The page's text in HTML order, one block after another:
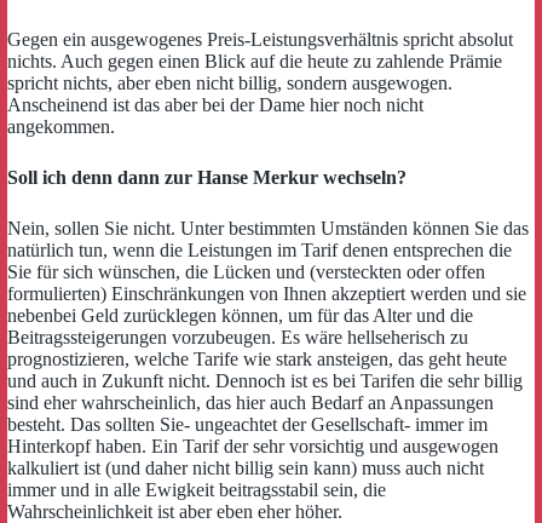
Gegen ein ausgewogenes Preis-Leistungsverhältnis spricht absolut
nichts. Auch gegen einen Blick auf die heute zu zahlende Prämie
spricht nichts, aber eben nicht billig, sondern ausgewogen.
Anscheinend ist das aber bei der Dame hier noch nicht
angekommen.
Soll ich denn dann zur Hanse Merkur wechseln?
Nein, sollen Sie nicht. Unter bestimmten Umständen können Sie das
natürlich tun, wenn die Leistungen im Tarif denen entsprechen die
Sie für sich wünschen, die Lücken und (versteckten oder offen
formulierten) Einschränkungen von Ihnen akzeptiert werden und sie
nebenbei Geld zurücklegen können, um für das Alter und die
Beitragssteigerungen vorzubeugen. Es wäre hellseherisch zu
prognostizieren, welche Tarife wie stark ansteigen, das geht heute
und auch in Zukunft nicht. Dennoch ist es bei Tarifen die sehr billig
sind eher wahrscheinlich, das hier auch Bedarf an Anpassungen
besteht. Das sollten Sie- ungeachtet der Gesellschaft- immer im
Hinterkopf haben. Ein Tarif der sehr vorsichtig und ausgewogen
kalkuliert ist (und daher nicht billig sein kann) muss auch nicht
immer und in alle Ewigkeit beitragsstabil sein, die
Wahrscheinlichkeit ist aber eben eher höher.